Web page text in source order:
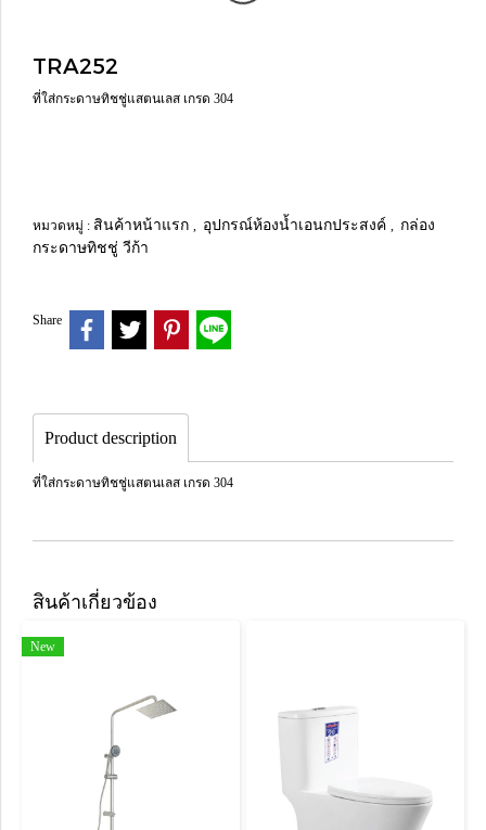
TRA252
ที่ใส่กระดาษทิชชู่แสตนเลส เกรด 304
หมวดหมู่ : สินค้าหน้าแรก , อุปกรณ์ห้องน้ำเอนกประสงค์ , กล่อง
กระดาษทิชชู่ วีก้า
Share
Product description
ที่ใส่กระดาษทิชชู่แสตนเลส เกรด 304
สินค้าเกี่ยวข้อง
New